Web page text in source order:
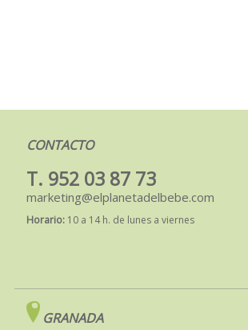
CONTACTO
T. 952 03 87 73
marketing@elplanetadelbebe.com
Horario: 10 a 14 h. de lunes a viernes
GRANADA